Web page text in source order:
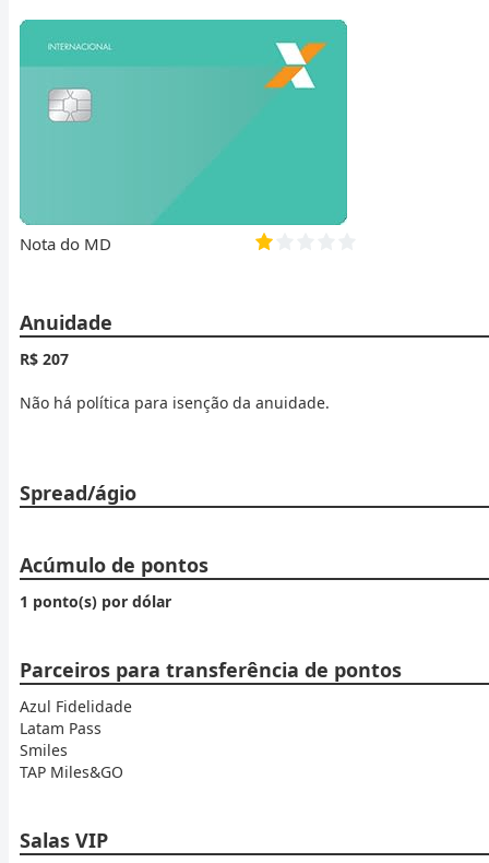
Nota do MD
Anuidade
R$ 207
Não há política para isenção da anuidade.
Spread/ágio
Acúmulo de pontos
1 ponto(s) por dólar
Parceiros para transferência de pontos
Azul Fidelidade
Latam Pass
Smiles
TAP Miles&GO
Salas VIP